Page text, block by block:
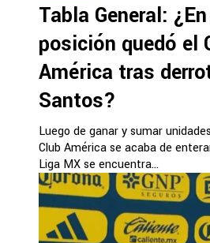
Tabla General:
posición quedó el
América tras
Santos?
Luego de ganar y sumar
Club América se acaba de
Liga MX se encuentra...